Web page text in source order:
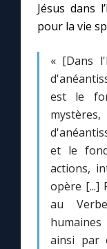
À la une
1000 Raisons
Chapelet pour
Contact
Faire un don
Marie de
Jésus dans
pour la vie
« [Dans
est le
et le
actions,
opère [...]
au
ainsi par